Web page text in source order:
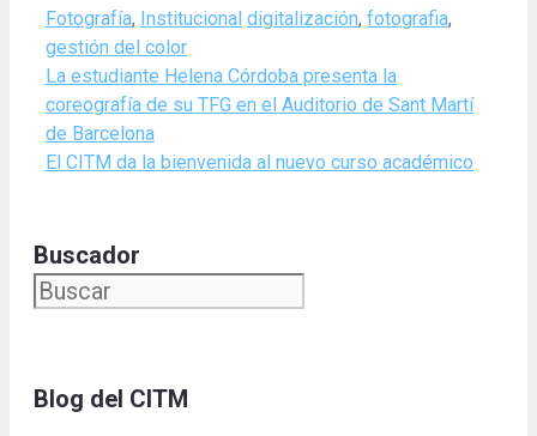
Categories
Fotografía, Institucional Tags
digitalización, fotografia,
gestión del color
La estudiante Helena Córdoba presenta la
coreografía de su TFG en el Auditorio de Sant Martí
de Barcelona
El CITM da la bienvenida al nuevo curso académico
Buscador
Blog del CITM